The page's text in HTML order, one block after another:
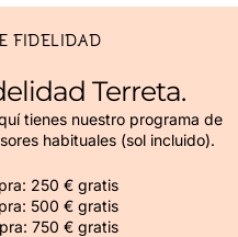
FIDELIDAD
Terreta.
tienes nuestro programa de
habituales (sol incluido).
250 € gratis
500 € gratis
750 € gratis